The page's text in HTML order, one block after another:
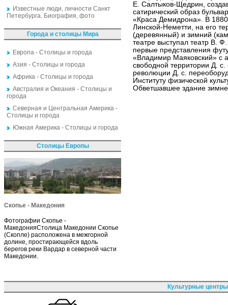
Известные люди, личности Санкт
Петербурга. Биография, фото
Города и столицы Мира
Европа - Столицы и города
Азия - Столицы и города
Африка - Столицы и города
Австралия и Океания - Столицы и
города
Северная и Центральная Америка -
Столицы и города
Южная Америка - Столицы и города
Столицы Европы
Скопье - Македония
Фотографии Скопье -
МакедонияСтолица Македонии Скопье
(Скопле) расположена в межгорной
долине, простирающейся вдоль
берегов реки Вардар в северной части
Македонии.
Е. Салтыков-Щедрин,
сатирический образ
«Краса Демидрона». В 1880
Линской-Неметти, на его
(деревянный) и зимний
театре выступал театр В.
первые представления
«Владимир Маяковский» с
свободной территории Д.
революции Д. с.
Институту физической
Обветшавшее здание
Культурные